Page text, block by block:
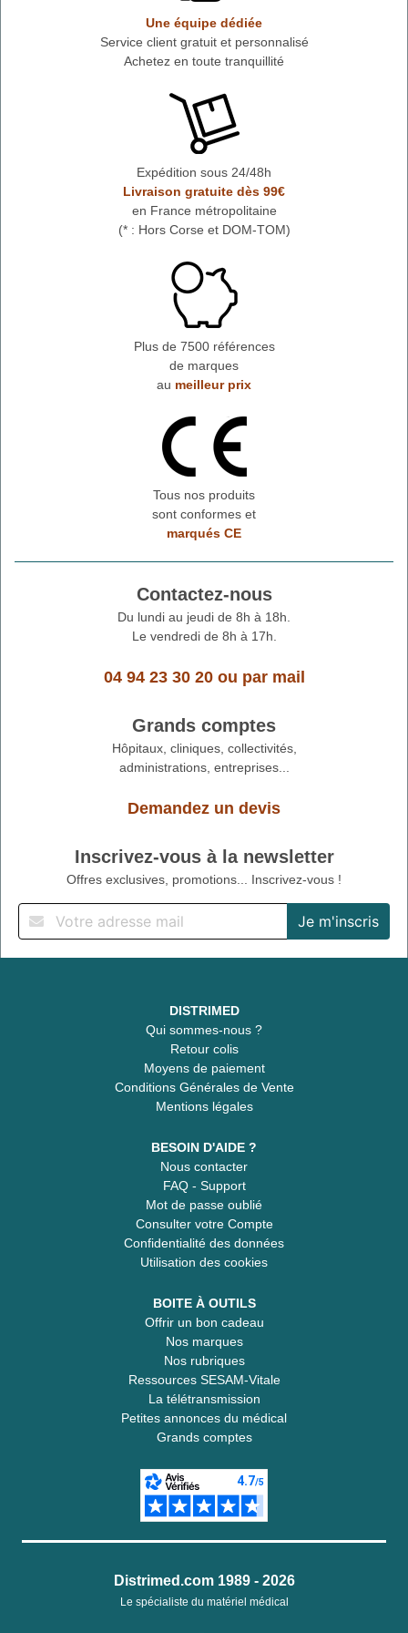
Une équipe dédiée
Service client gratuit et personnalisé
Achetez en toute tranquillité
Expédition sous 24/48h
Livraison gratuite dès 99€
en France métropolitaine
(* : Hors Corse et DOM-TOM)
Plus de 7500 références
de marques
au meilleur prix
Tous nos produits
sont conformes et
marqués CE
Contactez-nous
Du lundi au jeudi de 8h à 18h.
Le vendredi de 8h à 17h.
04 94 23 30 20ou par mail
Grands comptes
Hôpitaux, cliniques, collectivités,
administrations, entreprises...
Demandez un devis
Inscrivez-vous à la newsletter
Offres exclusives, promotions... Inscrivez-vous !
DISTRIMED
Qui sommes-nous ?
Retour colis
Moyens de paiement
Conditions Générales de Vente
Mentions légales
BESOIN D'AIDE ?
Nous contacter
FAQ - Support
Mot de passe oublié
Consulter votre Compte
Confidentialité des données
Utilisation des cookies
BOITE À OUTILS
Offrir un bon cadeau
Nos marques
Nos rubriques
Ressources SESAM-Vitale
La télétransmission
Petites annonces du médical
Grands comptes
Distrimed.com 1989 - 2026
Le spécialiste du matériel médical